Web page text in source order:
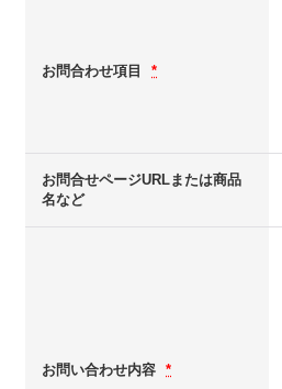
お問合わせ項目 *
お問合せページURLまたは商品
名など
お問い合わせ内容 *